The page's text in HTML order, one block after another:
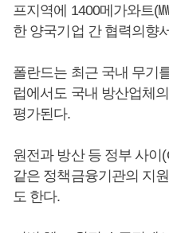
프지역에 1400메가와트(
한 양국기업 간 협력의향
폴란드는 최근 국내 무기
럽에서도 국내 방산업체
평가된다.
원전과 방산 등 정부 사이
같은 정책금융기관의 지
도 한다.